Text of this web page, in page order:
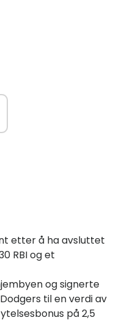
etter å ha avsluttet
RBI og et
og signerte
til en verdi av
på 2,5